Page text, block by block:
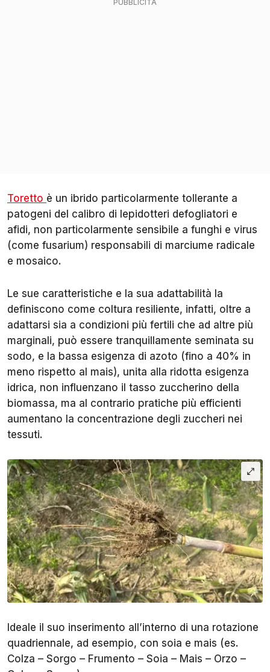
Toretto è un ibrido particolarmente tollerante a
patogeni del calibro di lepidotteri defogliatori e
afidi, non particolarmente sensibile a funghi e virus
(come fusarium) responsabili di marciume radicale
e mosaico.
Le sue caratteristiche e la sua adattabilità la
definiscono come coltura resiliente, infatti, oltre a
adattarsi sia a condizioni più fertili che ad altre più
marginali, può essere tranquillamente seminata su
sodo, e la bassa esigenza di azoto (fino a 40% in
meno rispetto al mais), unita alla ridotta esigenza
idrica, non influenzano il tasso zuccherino della
biomassa, ma al contrario pratiche più efficienti
aumentano la concentrazione degli zuccheri nei
tessuti.
Ideale il suo inserimento all’interno di una rotazione
quadriennale, ad esempio, con soia e mais (es.
Colza – Sorgo – Frumento – Soia – Mais – Orzo –